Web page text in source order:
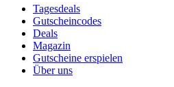
Tagesdeals
Gutscheincodes
Deals
Magazin
Gutscheine erspielen
Über uns